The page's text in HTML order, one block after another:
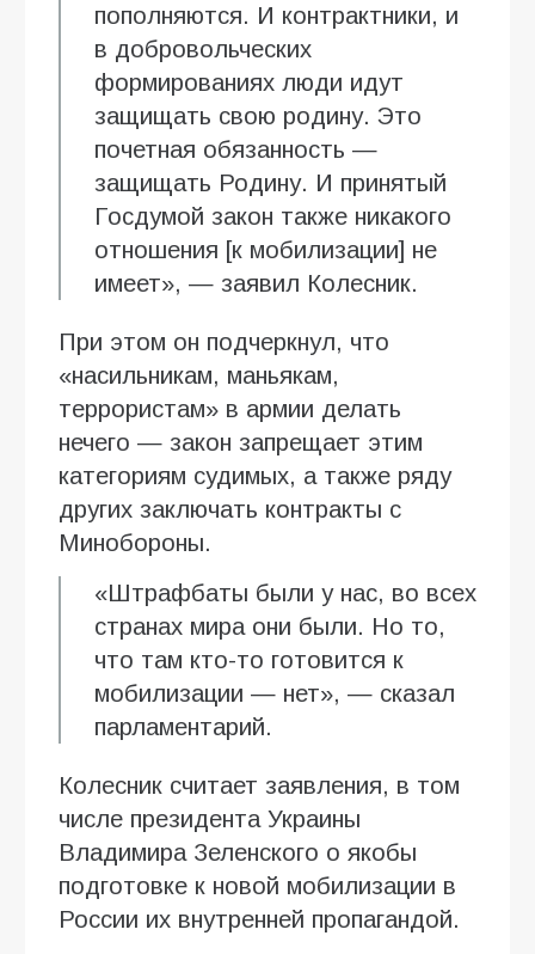
пополняются. И контрактники, и
в добровольческих
формированиях люди идут
защищать свою родину. Это
почетная обязанность —
защищать Родину. И принятый
Госдумой закон также никакого
отношения [к мобилизации] не
имеет», — заявил Колесник.
При этом он подчеркнул, что
«насильникам, маньякам,
террористам» в армии делать
нечего — закон запрещает этим
категориям судимых, а также ряду
других заключать контракты с
Минобороны.
«Штрафбаты были у нас, во всех
странах мира они были. Но то,
что там кто-то готовится к
мобилизации — нет», — сказал
парламентарий.
Колесник считает заявления, в том
числе президента Украины
Владимира Зеленского о якобы
подготовке к новой мобилизации в
России их внутренней пропагандой.